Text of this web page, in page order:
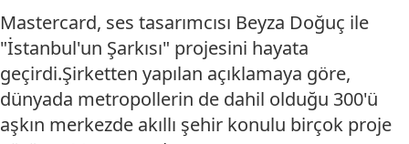
Mastercard, ses tasarımcısı Beyza Doğuç ile
"İstanbul'un Şarkısı" projesini hayata
geçirdi.Şirketten yapılan açıklamaya göre,
dünyada metropollerin de dahil olduğu 300'ü
aşkın merkezde akıllı şehir konulu birçok proje